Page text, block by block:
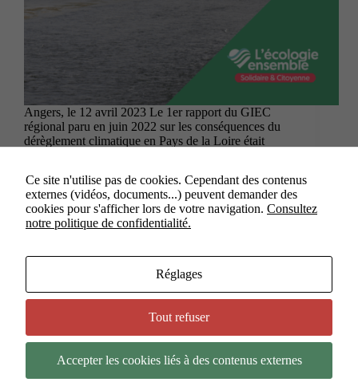
Angers, le 12 avril 2023 Le 1er rapport du GIEC
régional paru en juin 2022 sur les conséquences du
dérèglement climatique en Pays de la Loire était
12 avril 2023
Copyright © 2026 - Thème WordPress parNOUS - Ouvert,
Utile et Simple.
Ce site n'utilise pas de cookies. Cependant des contenus
externes (vidéos, documents...) peuvent demander des
cookies pour s'afficher lors de votre navigation. Consultez
notre politique de confidentialité.
Réglages
Tout refuser
Accepter les cookies liés à des contenus externes
nécessaires si
vous
souhaitez que
les contenus
externes à
s'affichent
(vidéos,
documents...)